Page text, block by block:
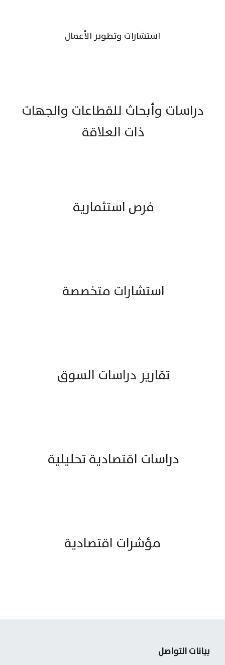
استشارات وتطوير الأعمال
دراسات وأبحاث للقطاعات والجهات
ذات العلاقة
فرص استثمارية
استشارات متخصصة
تقارير دراسات السوق
دراسات اقتصادية تحليلية
مؤشرات اقتصادية
بيانات التواصل